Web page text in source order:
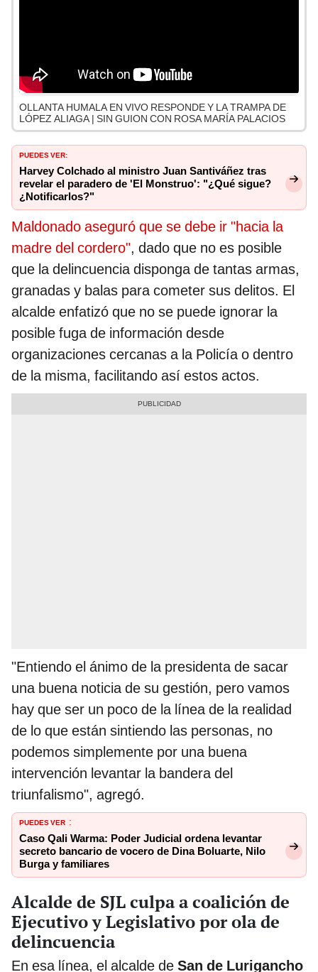
OLLANTA HUMALA EN VIVO RESPONDE Y LA TRAMPA DE
LÓPEZ ALIAGA | SIN GUION CON ROSA MARÍA PALACIOS
PUEDES VER:
Harvey Colchado al ministro Juan Santiváñez tras
revelar el paradero de 'El Monstruo': "¿Qué sigue?
¿Notificarlos?"
Maldonado aseguró que se debe ir "hacia la
madre del cordero", dado que no es posible
que la delincuencia disponga de tantas armas,
granadas y balas para cometer sus delitos. El
alcalde enfatizó que no se puede ignorar la
posible fuga de información desde
organizaciones cercanas a la Policía o dentro
de la misma, facilitando así estos actos.
"Entiendo el ánimo de la presidenta de sacar
una buena noticia de su gestión, pero vamos
hay que ser un poco de la línea de la realidad
de lo que están sintiendo las personas, no
podemos simplemente por una buena
intervención levantar la bandera del
triunfalismo", agregó.
PUEDES VER :
Caso Qali Warma: Poder Judicial ordena levantar
secreto bancario de vocero de Dina Boluarte, Nilo
Burga y familiares
Alcalde de SJL culpa a coalición de
Ejecutivo y Legislativo por ola de
delincuencia
En esa línea, el alcalde de San de Lurigancho